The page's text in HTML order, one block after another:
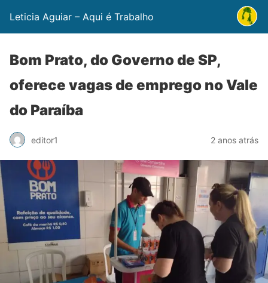
Leticia Aguiar – Aqui é Trabalho
Bom Prato, do Governo de SP,
oferece vagas de emprego no Vale
do Paraíba
editor1 2 anos atrás